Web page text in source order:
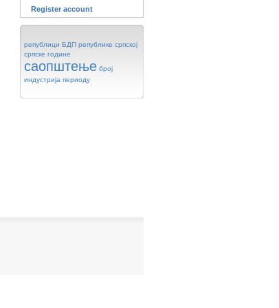
Register account
републици БДП републике српској
српске године
саопштење број
индустрија периоду